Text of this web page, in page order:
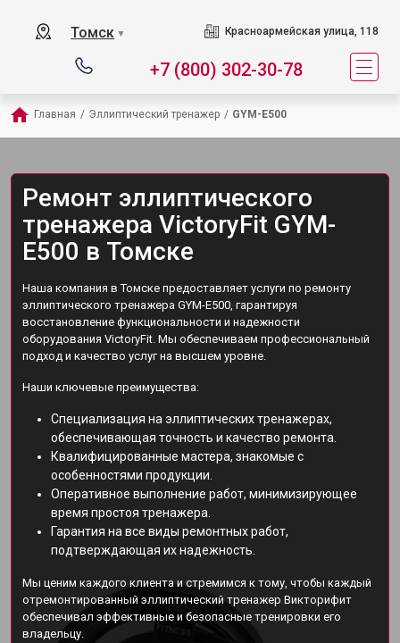
Томск ▼ Красноармейская улица, 118
+7 (800) 302-30-78
Главная / Эллиптический тренажер / GYM-E500
Ремонт эллиптического
тренажера VictoryFit GYM-
E500 в Томске
Наша компания в Томске предоставляет услуги по ремонту
эллиптического тренажера GYM-E500, гарантируя
восстановление функциональности и надежности
оборудования VictoryFit. Мы обеспечиваем профессиональный
подход и качество услуг на высшем уровне.
Наши ключевые преимущества:
Специализация на эллиптических тренажерах,
обеспечивающая точность и качество ремонта.
Квалифицированные мастера, знакомые с
особенностями продукции.
Оперативное выполнение работ, минимизирующее
время простоя тренажера.
Гарантия на все виды ремонтных работ,
подтверждающая их надежность.
Мы ценим каждого клиента и стремимся к тому, чтобы каждый
отремонтированный эллиптический тренажер Викторифит
обеспечивал эффективные и безопасные тренировки его
владельцу.